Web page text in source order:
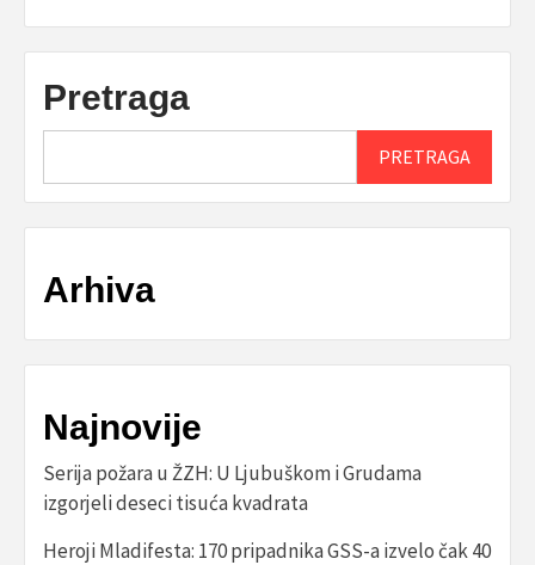
Pretraga
PRETRAGA
Arhiva
Najnovije
Serija požara u ŽZH: U Ljubuškom i Grudama
izgorjeli deseci tisuća kvadrata
Heroji Mladifesta: 170 pripadnika GSS-a izvelo čak 40